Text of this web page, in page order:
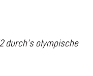
durch’s olympische